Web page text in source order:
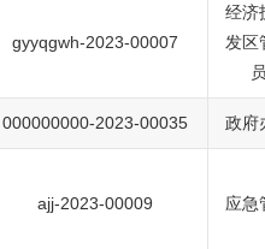
gyyqgwh-2023-00007
经济
发区
000000000-2023-00035 政府
ajj-2023-00009 应急